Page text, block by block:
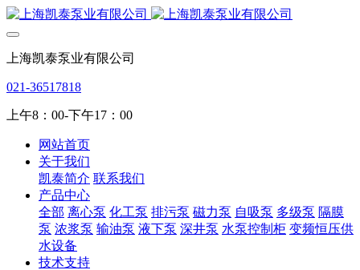
上海凯泰泵业有限公司
021-36517818
上午8：00-下午17：00
网站首页
关于我们
凯泰简介 联系我们
产品中心
全部 离心泵 化工泵 排污泵 磁力泵 自吸泵 多级泵 隔膜
泵 浓浆泵 输油泵 液下泵 深井泵 水泵控制柜 变频恒压供
水设备
技术支持